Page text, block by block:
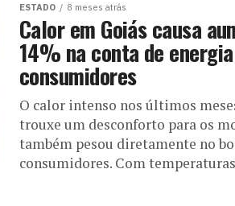
ESTADO 8 meses atrás
Calor em Goiás causa
14% na conta de
consumidores
O calor intenso nos últimos
trouxe um desconforto para os
também pesou diretamente no
consumidores. Com